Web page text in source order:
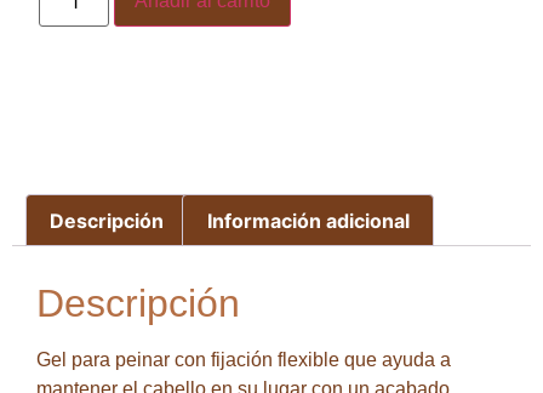
Descripción Información adicional
Descripción
Gel para peinar con fijación flexible que ayuda a